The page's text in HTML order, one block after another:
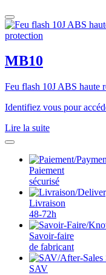
MB10
Feu flash 10J ABS haute
Identifiez vous pour
Lire la suite
Paiement
sécurisé
Livraison
48-72h
Savoir-faire
de fabricant
SAV